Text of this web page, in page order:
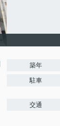
築年
駐車
交通